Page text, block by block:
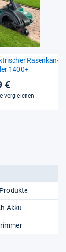
Rasen­kan­
1400+
€
vergleichen
Akku